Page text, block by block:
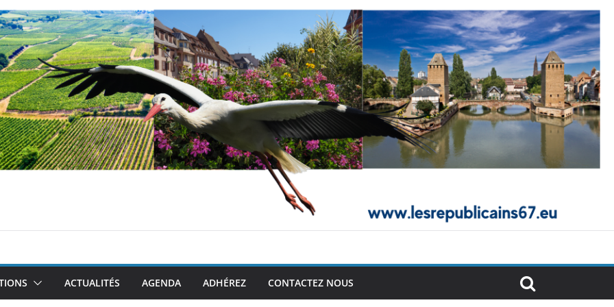
ACTUALITÉS AGENDA ADHÉREZ CONTACTEZ NOUS